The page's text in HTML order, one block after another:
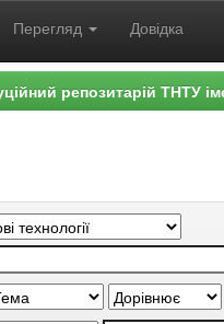
Перегляд Довідка
репозитарій ТНТУ